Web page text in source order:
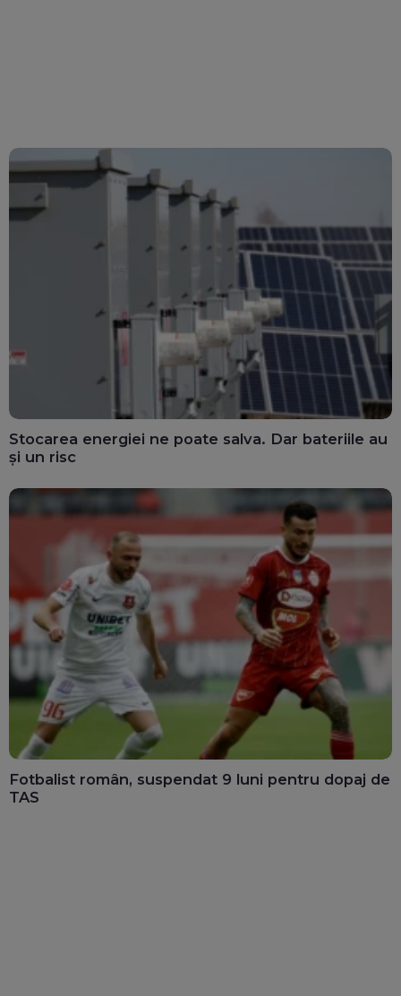
Stocarea energiei ne poate salva. Dar bateriile au
și un risc
Fotbalist român, suspendat 9 luni pentru dopaj de
TAS